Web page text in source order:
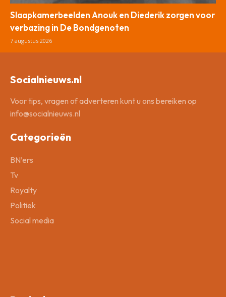
Slaapkamerbeelden Anouk en Diederik zorgen voor
verbazing in De Bondgenoten
7 augustus 2026
Socialnieuws.nl
Voor tips, vragen of adverteren kunt u ons bereiken op
info@socialnieuws.nl
Categorieën
BN’ers
Tv
Royalty
Politiek
Social media